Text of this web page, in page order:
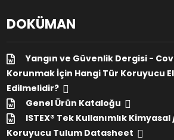
DOKÜMAN
Yangın ve Güvenlik Dergisi -
Korunmak İçin Hangi Tür Koruyucu
Edilmelidir?
Genel Ürün Kataloğu
ISTEX® Tek Kullanımlık
Koruyucu Tulum Datasheet